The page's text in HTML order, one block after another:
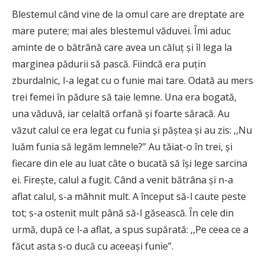
Blestemul când vine de la omul care are dreptate are
mare putere; mai ales blestemul văduvei. Îmi aduc
aminte de o bătrână care avea un căluț și îl lega la
marginea pădurii să pască. Fiindcă era puțin
zburdalnic, l-a legat cu o funie mai tare. Odată au mers
trei femei în pădure să taie lemne. Una era bogată,
una văduvă, iar celaltă orfană și foarte săracă. Au
văzut calul ce era legat cu funia și păștea și au zis: ,,Nu
luăm funia să legăm lemnele?” Au tăiat-o în trei, și
fiecare din ele au luat câte o bucată să își lege sarcina
ei. Firește, calul a fugit. Când a venit bătrâna și n-a
aflat calul, s-a mâhnit mult. A început să-l caute peste
tot; s-a ostenit mult până să-l găsească. În cele din
urmă, după ce l-a aflat, a spus supărată: ,,Pe ceea ce a
făcut asta s-o ducă cu aceeași funie”.